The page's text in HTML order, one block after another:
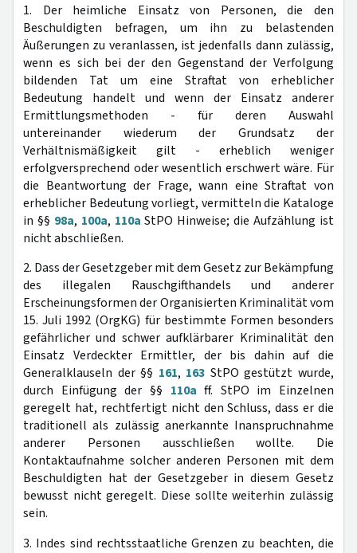
1. Der heimliche Einsatz von Personen, die den
Beschuldigten befragen, um ihn zu belastenden
Äußerungen zu veranlassen, ist jedenfalls dann zulässig,
wenn es sich bei der den Gegenstand der Verfolgung
bildenden Tat um eine Straftat von erheblicher
Bedeutung handelt und wenn der Einsatz anderer
Ermittlungsmethoden - für deren Auswahl
untereinander wiederum der Grundsatz der
Verhältnismäßigkeit gilt - erheblich weniger
erfolgversprechend oder wesentlich erschwert wäre. Für
die Beantwortung der Frage, wann eine Straftat von
erheblicher Bedeutung vorliegt, vermitteln die Kataloge
in §§ 98a, 100a, 110a StPO Hinweise; die Aufzählung ist
nicht abschließen.
2. Dass der Gesetzgeber mit dem Gesetz zur Bekämpfung
des illegalen Rauschgifthandels und anderer
Erscheinungsformen der Organisierten Kriminalität vom
15. Juli 1992 (OrgKG) für bestimmte Formen besonders
gefährlicher und schwer aufklärbarer Kriminalität den
Einsatz Verdeckter Ermittler, der bis dahin auf die
Generalklauseln der §§ 161, 163 StPO gestützt wurde,
durch Einfügung der §§ 110a ff. StPO im Einzelnen
geregelt hat, rechtfertigt nicht den Schluss, dass er die
traditionell als zulässig anerkannte Inanspruchnahme
anderer Personen ausschließen wollte. Die
Kontaktaufnahme solcher anderen Personen mit dem
Beschuldigten hat der Gesetzgeber in diesem Gesetz
bewusst nicht geregelt. Diese sollte weiterhin zulässig
sein.
3. Indes sind rechtsstaatliche Grenzen zu beachten, die